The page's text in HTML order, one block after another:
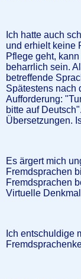
Ich hatte auch
und erhielt keine
Pflege geht,
beharrlich sein.
betreffende
Spätestens nach
Aufforderung:
bitte auf
Übersetzungen.
Es ärgert mich
Fremdsprachen
Fremdsprachen
Virtuelle
Ich entschuldige